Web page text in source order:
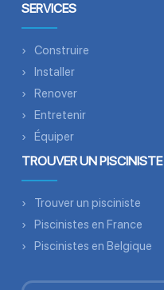
SERVICES
Construire
Installer
Renover
Entretenir
Équiper
TROUVER UN PISCINISTE
Trouver un pisciniste
Piscinistes en France
Piscinistes en Belgique